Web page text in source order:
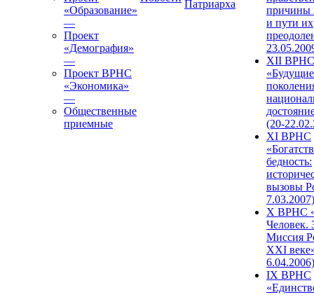
«Образование»
—
Проект
«Демография»
—
Проект ВРНС
«Экономика»
—
Общественные
приемные
Патриарха
причины
и пути их
XII ВРНС
«Будущие
(20-
XI ВРНС
бедность:
вызовы
7.03.2007)
X ВРНС
Человек.
Миссия
XXI
6.04.2006)
IX ВРНС